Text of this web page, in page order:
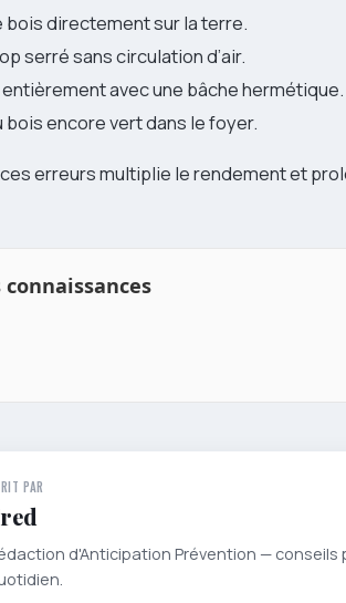
bois directement sur la terre.
serré sans circulation d’air.
avec une bâche hermétique.
bois encore vert dans le foyer.
erreurs multiplie le rendement et
connaissances
PAR
d'Anticipation Prévention —